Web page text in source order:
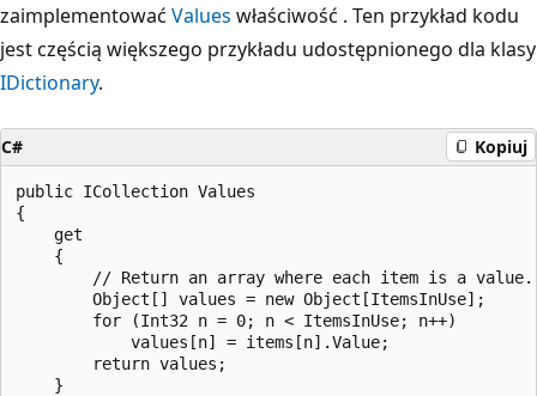
zaimplementować Values właściwość . Ten przykład kodu
jest częścią większego przykładu udostępnionego dla klasy
IDictionary.
C# Kopiuj
public ICollection Values
{
    get
    {
        // Return an array where each item is a value.
        Object[] values = new Object[ItemsInUse];
        for (Int32 n = 0; n < ItemsInUse; n++)
            values[n] = items[n].Value;
        return values;
    }